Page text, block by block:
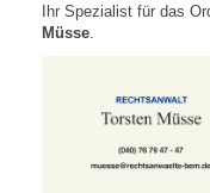
Ihr Spezialist für das
Müsse